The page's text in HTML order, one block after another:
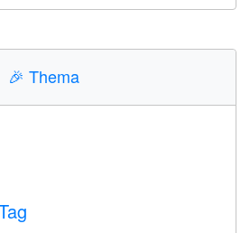
🎉 Thema